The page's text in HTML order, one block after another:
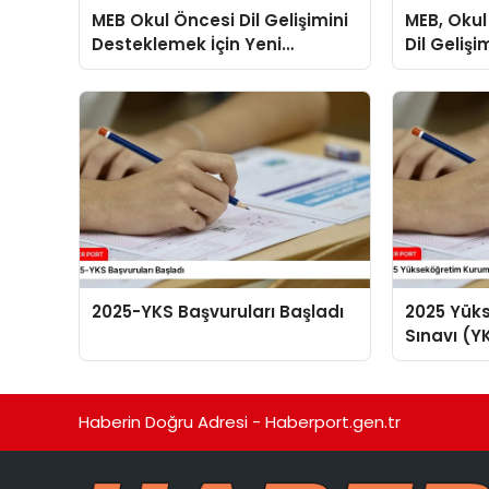
MEB Okul Öncesi Dil Gelişimini
Desteklemek İçin Yeni
Materyaller Hazırladı
MEB,
Dil
2025-YKS Başvuruları Başladı
2025
Sınavı
Başladı
Haberin Doğru Adresi - Haberport.gen.tr